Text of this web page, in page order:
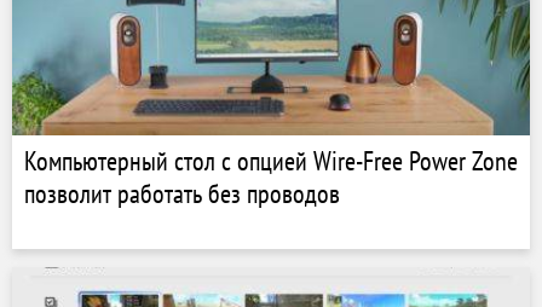
Компьютерный стол с опцией Wire-Free Power Zone
позволит работать без проводов